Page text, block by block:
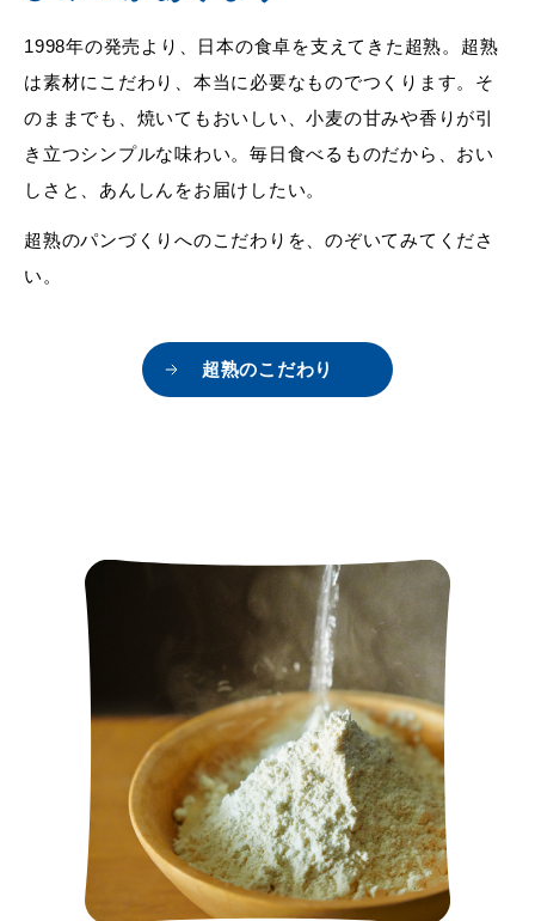
1998年の発売より、日本の食卓を支えてきた超熟。 超熟
は素材にこだわり、本当に必要なものでつくります。 そ
のままでも、焼いてもおいしい、小麦の甘みや香りが引
き立つシンプルな味わい。 毎日食べるものだから、おい
しさと、あんしんをお届けしたい。
超熟のパンづくりへのこだわりを、のぞいてみてくださ
い。
超熟のこだわり